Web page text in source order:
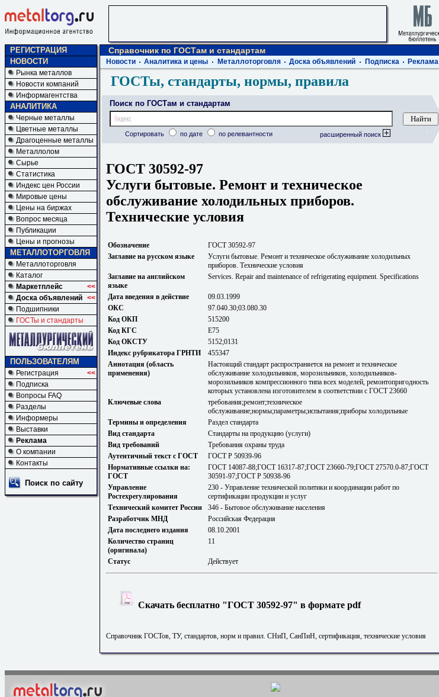
РЕГИСТРАЦИЯ
НОВОСТИ
Рынка металлов
Новости компаний
Информагентства
АНАЛИТИКА
Черные металлы
Цветные металлы
Драгоценные металлы
Металлолом
Сырье
Статистика
Индекс цен России
Мировые цены
Цены на биржах
Вопрос месяца
Публикации
Цены и прогнозы
МЕТАЛЛОТОРГОВЛЯ
Металлоторговля
Каталог
Маркетплейс
<<
Доска объявлений <<
Подшипники
ГОСТы и стандарты
ПОЛЬЗОВАТЕЛЯМ
Регистрация
<<
Подписка
Вопросы FAQ
Разделы
Информеры
Выставки
Реклама
О компании
Контакты
Поиск по сайту
Справочник по ГОСТам и стандартам
Новости Аналитика и цены Металлоторговля Доска объявлений Подписка Реклама
ГОСТы, стандарты, нормы, правила
Поиск по ГОСТам и стандартам
Сортировать по дате по релевантности расширенный поиск
ГОСТ 30592-97
Услуги бытовые. Ремонт и техническое
обслуживание холодильных приборов.
Технические условия
Обозначение
ГОСТ 30592-97
Заглавие на русском языке
Услуги бытовые. Ремонт и техническое обслуживание холодильных
приборов. Технические условия
Заглавие на английском
языке
Services. Repair and maintenance of refrigerating equipment. Specifications
Дата введения в действие
09.03.1999
ОКС
97.040.30;03.080.30
Код ОКП
515200
Код КГС
Е75
Код ОКСТУ
5152;0131
Индекс рубрикатора ГРНТИ
455347
Аннотация (область
применения)
Настоящий стандарт распространяется на ремонт и техническое
обслуживание холодильников, морозильников, холодильников-
морозильников компрессионного типа всех моделей, ремонтопригодность
которых установлена изготовителем в соответствии с ГОСТ 23660
Ключевые слова
требования;ремонт;техническое
обслуживание;нормы;параметры;испытания;приборы холодильные
Термины и определения
Раздел стандарта
Вид стандарта
Стандарты на продукцию (услуги)
Вид требований
Требования охраны труда
Аутентичный текст с ГОСТ
ГОСТ Р 50939-96
Нормативные ссылки на:
ГОСТ
ГОСТ 14087-88;ГОСТ 16317-87;ГОСТ 23660-79;ГОСТ 27570.0-87;ГОСТ
30591-97;ГОСТ Р 50938-96
Управление
Ростехрегулирования
230 - Управление технической политики и координации работ по
сертификации продукции и услуг
Технический комитет России
346 - Бытовое обслуживание населения
Разработчик МНД
Российская Федерация
Дата последнего издания
08.10.2001
Количество страниц
(оригинала)
11
Статус Действует
Скачать бесплатно "ГОСТ 30592-97" в формате pdf
Справочник ГОСТов, ТУ, стандартов, норм и правил. СНиП, СанПиН, сертификация, технические условия